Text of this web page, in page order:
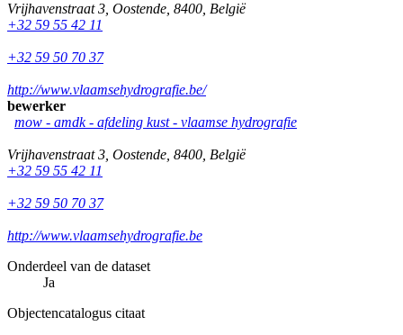
Vrijhavenstraat 3 Oostende 8400 België
+32 59 55 42 11
+32 59 50 70 37
http://www.vlaamsehydrografie.be/
bewerker
mow - amdk - afdeling kust - vlaamse hydrografie
Vrijhavenstraat 3 Oostende 8400 België
+32 59 55 42 11
+32 59 50 70 37
http://www.vlaamsehydrografie.be
Onderdeel van de dataset
Ja
Objectencatalogus citaat